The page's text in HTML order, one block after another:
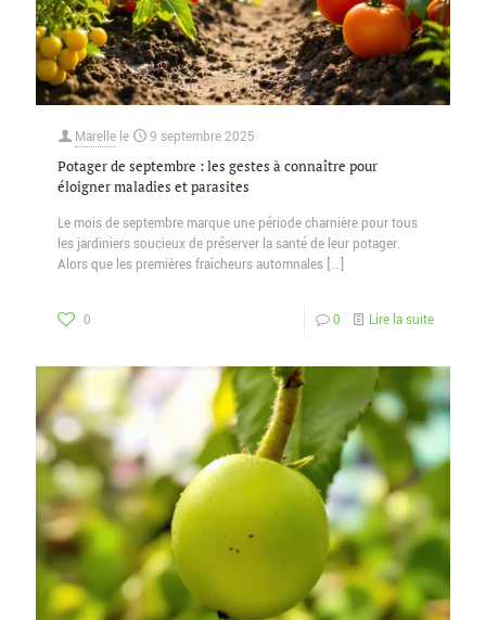
Marelle le 9 septembre 2025
Potager de septembre : les gestes à connaître pour
éloigner maladies et parasites
Le mois de septembre marque une période charnière pour tous
les jardiniers soucieux de préserver la santé de leur potager.
Alors que les premières fraîcheurs automnales […]
0 0 Lire la suite